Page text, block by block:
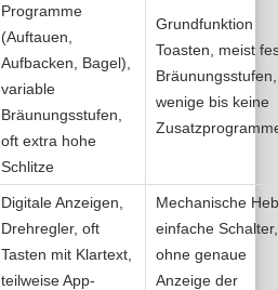
Programme
(Auftauen,
Aufbacken, Bagel),
variable
Bräunungsstufen,
oft extra hohe
Schlitze
Grundfunktion
Toasten, meist
Bräunungsstufen,
wenige bis keine
Digitale Anzeigen,
Drehregler, oft
Tasten mit Klartext,
teilweise App-
Mechanische
einfache
ohne genaue
Anzeige der